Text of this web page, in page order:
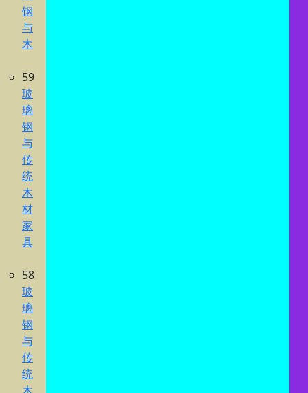
钢
与
木
59
玻
璃
钢
与
传
统
木
材
家
具
58
玻
璃
钢
与
传
统